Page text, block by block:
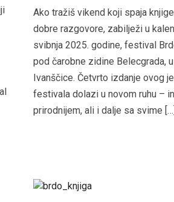
Ako tražiš vikend koji spaja
dobre razgovore, zabilježi u
svibnja 2025. godine, festival
pod čarobne zidine Belecgrada,
Ivanščice. Četvrto izdanje ovog
festivala dolazi u novom ruhu –
prirodnijem, ali i dalje sa svime […]